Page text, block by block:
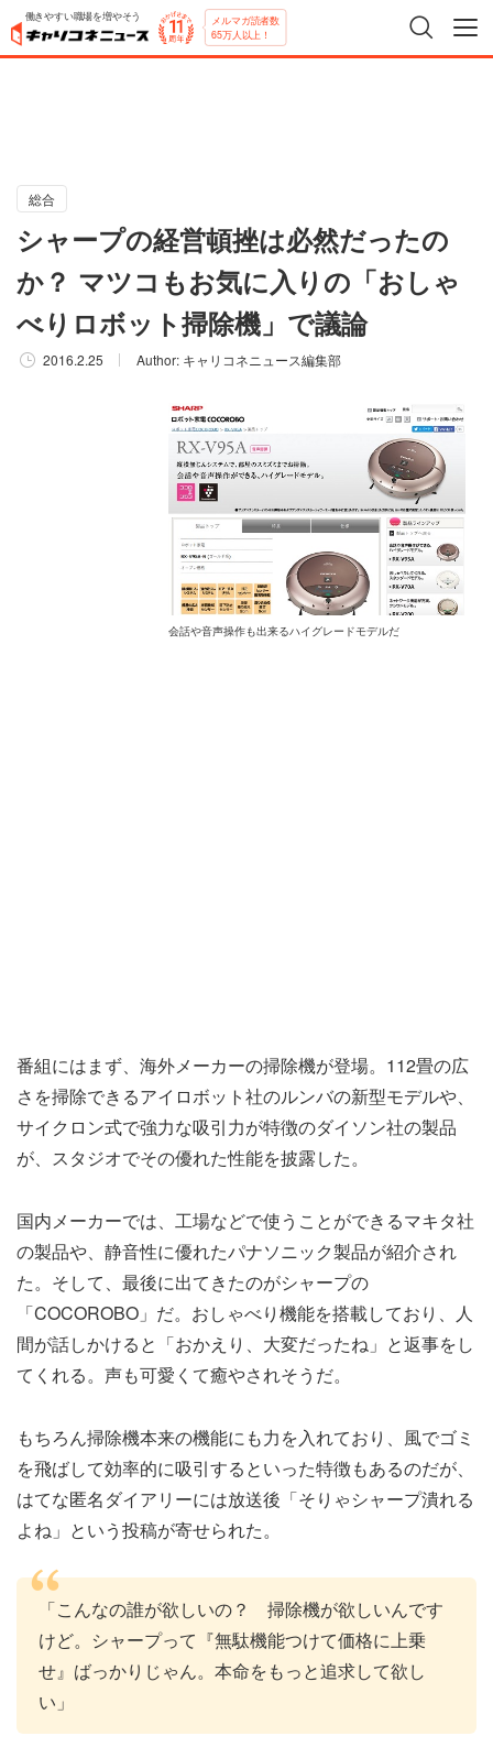
働きやすい職場を増やそう メルマガ読者数
65万人以上！
総合
シャープの経営頓挫は必然だったの
か？ マツコもお気に入りの「おしゃ
べりロボット掃除機」で議論
2016.2.25 Author: キャリコネニュース編集部
会話や音声操作も出来るハイグレードモデルだ
番組にはまず、海外メーカーの掃除機が登場。112畳の広
さを掃除できるアイロボット社のルンバの新型モデルや、
サイクロン式で強力な吸引力が特徴のダイソン社の製品
が、スタジオでその優れた性能を披露した。
国内メーカーでは、工場などで使うことができるマキタ社
の製品や、静音性に優れたパナソニック製品が紹介され
た。そして、最後に出てきたのがシャープの
「COCOROBO」だ。おしゃべり機能を搭載しており、人
間が話しかけると「おかえり、大変だったね」と返事をし
てくれる。声も可愛くて癒やされそうだ。
もちろん掃除機本来の機能にも力を入れており、風でゴミ
を飛ばして効率的に吸引するといった特徴もあるのだが、
はてな匿名ダイアリーには放送後「そりゃシャープ潰れる
よね」という投稿が寄せられた。
「こんなの誰が欲しいの？ 掃除機が欲しいんです
けど。シャープって『無駄機能つけて価格に上乗
せ』ばっかりじゃん。本命をもっと追求して欲し
い」